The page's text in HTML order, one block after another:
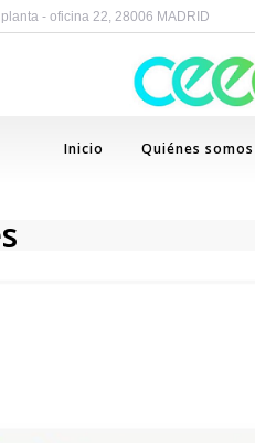
- oficina 22, 28006 MADRID
Inicio Quiénes somos